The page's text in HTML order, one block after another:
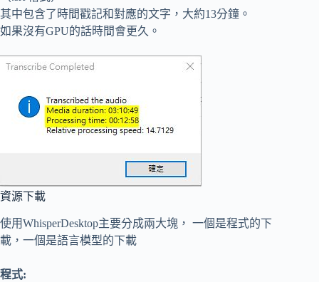
其中包含了時間戳記和對應的文字，大約13分鐘。
如果沒有GPU的話時間會更久。
資源下載
使用WhisperDesktop主要分成兩大塊， 一個是程式的下
載，一個是語言模型的下載
程式: